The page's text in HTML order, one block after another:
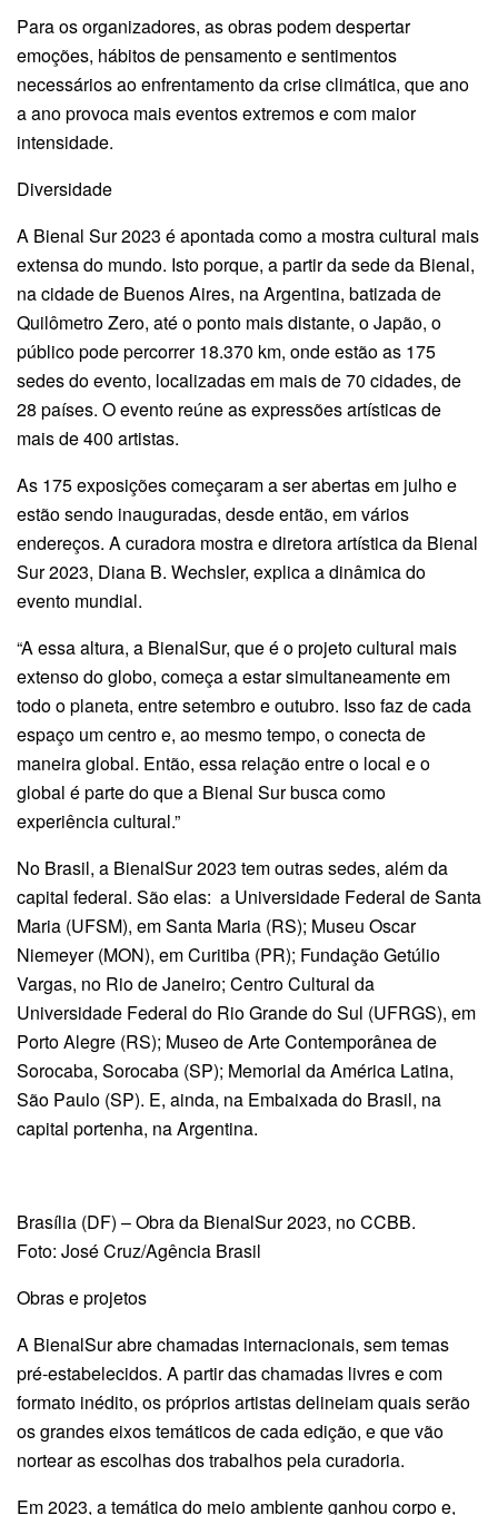
Para os organizadores, as obras podem despertar
emoções, hábitos de pensamento e sentimentos
necessários ao enfrentamento da crise climática, que ano
a ano provoca mais eventos extremos e com maior
intensidade.
Diversidade
A Bienal Sur 2023 é apontada como a mostra cultural mais
extensa do mundo. Isto porque, a partir da sede da Bienal,
na cidade de Buenos Aires, na Argentina, batizada de
Quilômetro Zero, até o ponto mais distante, o Japão, o
público pode percorrer 18.370 km, onde estão as 175
sedes do evento, localizadas em mais de 70 cidades, de
28 países. O evento reúne as expressões artísticas de
mais de 400 artistas.
As 175 exposições começaram a ser abertas em julho e
estão sendo inauguradas, desde então, em vários
endereços. A curadora mostra e diretora artística da Bienal
Sur 2023, Diana B. Wechsler, explica a dinâmica do
evento mundial.
“A essa altura, a BienalSur, que é o projeto cultural mais
extenso do globo, começa a estar simultaneamente em
todo o planeta, entre setembro e outubro. Isso faz de cada
espaço um centro e, ao mesmo tempo, o conecta de
maneira global. Então, essa relação entre o local e o
global é parte do que a Bienal Sur busca como
experiência cultural.”
No Brasil, a BienalSur 2023 tem outras sedes, além da
capital federal. São elas: a Universidade Federal de Santa
Maria (UFSM), em Santa Maria (RS); Museu Oscar
Niemeyer (MON), em Curitiba (PR); Fundação Getúlio
Vargas, no Rio de Janeiro; Centro Cultural da
Universidade Federal do Rio Grande do Sul (UFRGS), em
Porto Alegre (RS); Museo de Arte Contemporânea de
Sorocaba, Sorocaba (SP); Memorial da América Latina,
São Paulo (SP). E, ainda, na Embaixada do Brasil, na
capital portenha, na Argentina.
Brasília (DF) – Obra da BienalSur 2023, no CCBB.
Foto: José Cruz/Agência Brasil
Obras e projetos
A BienalSur abre chamadas internacionais, sem temas
pré-estabelecidos. A partir das chamadas livres e com
formato inédito, os próprios artistas delineiam quais serão
os grandes eixos temáticos de cada edição, e que vão
nortear as escolhas dos trabalhos pela curadoria.
Em 2023, a temática do meio ambiente ganhou corpo e,